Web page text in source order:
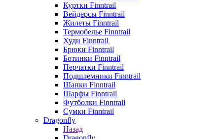
Куртки Finntrail
Вейдерсы Finntrail
Жилеты Finntrail
Термобелье Finntrail
Худи Finntrail
Брюки Finntrail
Ботинки Finntrail
Перчатки Finntrail
Подшлемники Finntrail
Шапки Finntrail
Шарфы Finntrail
Футболки Finntrail
Сумки Finntrail
Dragonfly
Назад